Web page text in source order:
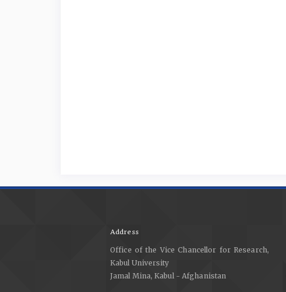
Address
Office of the Vice Chancellor for Research,
Kabul University
Jamal Mina, Kabul - Afghanistan